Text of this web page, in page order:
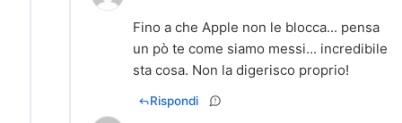
Fino a che Apple non le blocca... pensa
un pò te come siamo messi... incredibile
sta cosa. Non la digerisco proprio!
Rispondi